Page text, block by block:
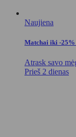
Naujiena
Matchai iki -25%
Atrask savo
Prieš 2 dienas